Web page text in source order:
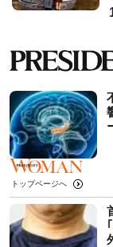
トップページへ